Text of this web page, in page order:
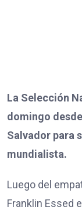
La Selección
domingo
Salvador para
mundialista.
Luego del
Franklin Essed